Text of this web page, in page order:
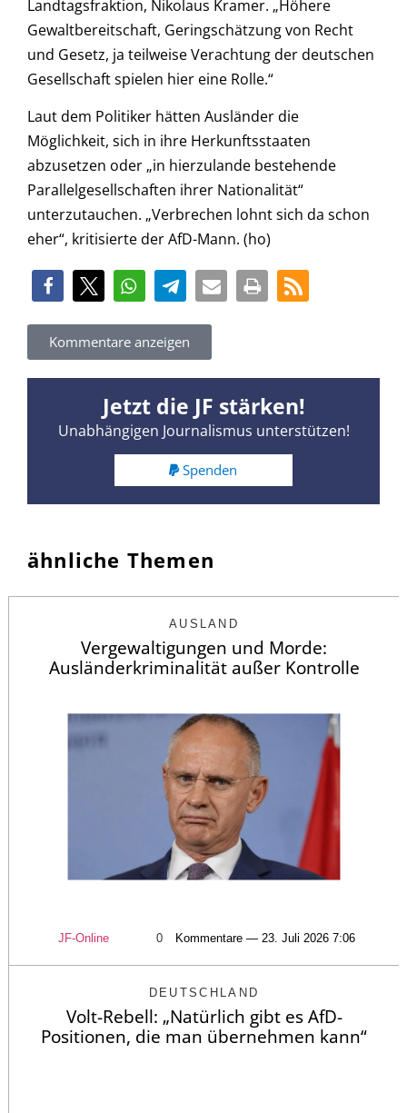
Landtagsfraktion, Nikolaus Kramer. „Höhere
Gewaltbereitschaft, Geringschätzung von Recht
und Gesetz, ja teilweise Verachtung der deutschen
Gesellschaft spielen hier eine Rolle.“
Laut dem Politiker hätten Ausländer die
Möglichkeit, sich in ihre Herkunftsstaaten
abzusetzen oder „in hierzulande bestehende
Parallelgesellschaften ihrer Nationalität“
unterzutauchen. „Verbrechen lohnt sich da schon
eher“, kritisierte der AfD-Mann. (ho)
Kommentare anzeigen
Jetzt die JF stärken!
Unabhängigen Journalismus unterstützen!
Spenden
ähnliche Themen
AUSLAND
Vergewaltigungen und Morde:
Ausländerkriminalität außer Kontrolle
JF-Online 0 Kommentare — 23. Juli 2026 7:06
DEUTSCHLAND
Volt-Rebell: „Natürlich gibt es AfD-
Positionen, die man übernehmen kann“